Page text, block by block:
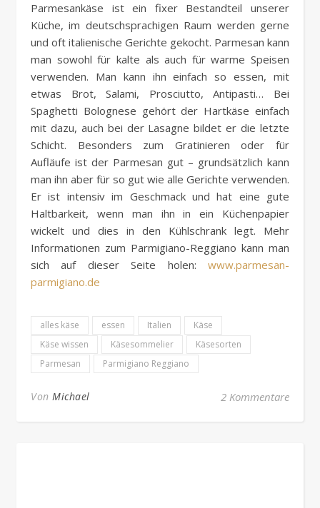
Parmesankäse ist ein fixer Bestandteil unserer
Küche, im deutschsprachigen Raum werden gerne
und oft italienische Gerichte gekocht. Parmesan kann
man sowohl für kalte als auch für warme Speisen
verwenden. Man kann ihn einfach so essen, mit
etwas Brot, Salami, Prosciutto, Antipasti… Bei
Spaghetti Bolognese gehört der Hartkäse einfach
mit dazu, auch bei der Lasagne bildet er die letzte
Schicht. Besonders zum Gratinieren oder für
Aufläufe ist der Parmesan gut – grundsätzlich kann
man ihn aber für so gut wie alle Gerichte verwenden.
Er ist intensiv im Geschmack und hat eine gute
Haltbarkeit, wenn man ihn in ein Küchenpapier
wickelt und dies in den Kühlschrank legt. Mehr
Informationen zum Parmigiano-Reggiano kann man
sich auf dieser Seite holen: www.parmesan-
parmigiano.de
alles käse essen Italien
Käse
Käse wissen
Käsesommelier
Käsesorten
Parmesan
Parmigiano Reggiano
Von Michael 2 Kommentare